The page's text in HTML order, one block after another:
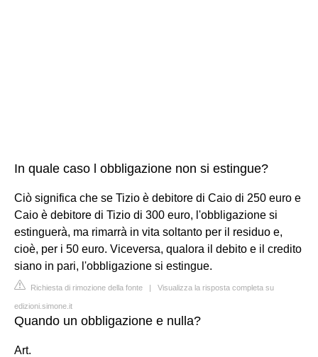
In quale caso l obbligazione non si estingue?
Ciò significa che se Tizio è debitore di Caio di 250 euro e
Caio è debitore di Tizio di 300 euro, l'obbligazione si
estinguerà, ma rimarrà in vita soltanto per il residuo e,
cioè, per i 50 euro. Viceversa, qualora il debito e il credito
siano in pari, l'obbligazione si estingue.
Richiesta di rimozione della fonte | Visualizza la risposta completa su
edizioni.simone.it
Quando un obbligazione e nulla?
Art.